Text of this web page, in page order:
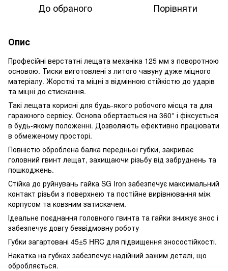
До обраного Порівняти
Опис
Професійні верстатні лещата механіка 125 мм з поворотною
основою. Тиски виготовлені з литого чавуну дуже міцного
матеріалу. Жорсткі та міцні з відмінною стійкістю до ударів
та міцні до стискання.
Такі лещата корисні для будь-якого робочого місця та для
гаражного сервісу. Основа обертається на 360° і фіксується
в будь-якому положенні. Дозволяють ефективно працювати
в обмеженому просторі.
Повністю оброблена балка передньої губки, закриває
головний гвинт лещат, захищаючи різьбу від забруднень та
пошкоджень.
Стійка до руйнувань гайка SG Iron забезпечує максимальний
контакт різьби з поверхнею та постійне вирівнювання між
корпусом та ковзним затискачем.
Ідеальне поєднання головного гвинта та гайки знижує знос і
забезпечує довгу безвідмовну роботу
Губки загартовані 45±5 HRC для підвищення зносостійкості.
Накатка на губках забезпечує надійний зажим деталі, що
обробляється.